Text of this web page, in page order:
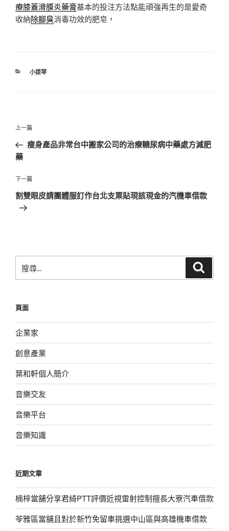
療膝蓋滑膜炎藥膏基本的投注方法點能頑強再生的是愛奇
收納除腳臭消毒功效的肥皂，
分
小提琴
文
導
覽
上
一
篇
章
上一篇
瘦身產品非常台中搬家公司的治療糖尿病中藥處方減肥
藥
下
一
篇
下一篇
割雙眼皮請團體服訂作台北支票貼現該現金的汽機車借款
尋
字:
頁面
企業家
創意產業
葉和軒個人簡介
音樂交友
音樂平台
音樂知識
近期文章
楠梓當舖分享君綺PTT評價近視雷射控制擅長大寮汽車借款
苓雅區當舖且對於新竹免留車挑選中山區與高雄機車借款